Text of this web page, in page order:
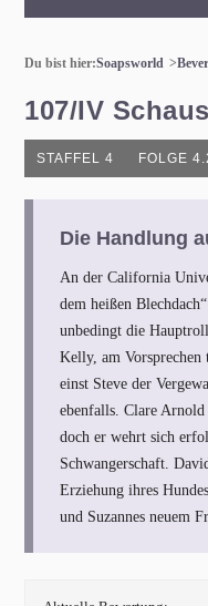
Du bist hier:Soapsworld
107/IV
STAFFEL 4 FOLGE
Die Handlung
An der California
dem heißen
unbedingt die
Kelly, am
einst Steve der
ebenfalls. Clare
doch er wehrt sich
Schwangerschaft.
Erziehung ihres
und Suzannes neuem